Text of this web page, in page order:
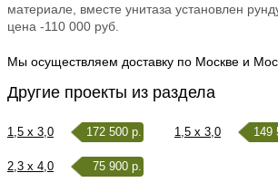
материале, вместе унитаза установлен
цена -110 000 руб.
Мы осуществляем доставку по Москве и
Другие проекты из раздела
1,5 x 3,0 172 500 р. 1,5 x 3,0 149
2,3 x 4,0 75 900 р.